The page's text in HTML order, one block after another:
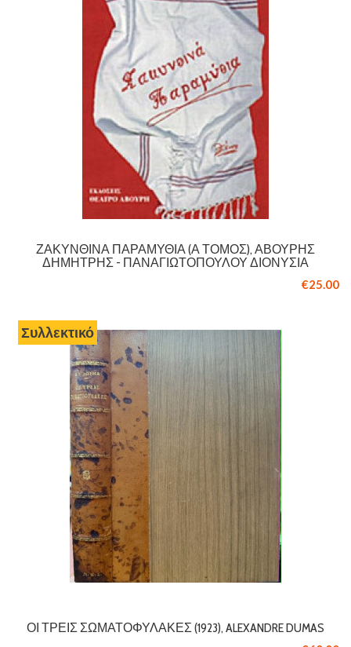
ΖΑΚΥΝΘΙΝΆ ΠΑΡΑΜΎΘΙΑ (Ά ΤΌΜΟΣ), ΑΒΟΎΡΗΣ
ΔΗΜΉΤΡΗΣ - ΠΑΝΑΓΙΩΤΟΠΟΎΛΟΥ ΔΙΟΝΥΣΊΑ
€25.00
Σπάνιο
Συλλεκτικό
ΟΙ ΤΡΕΙΣ ΣΩΜΑΤΟΦΎΛΑΚΕΣ (1923), ALEXANDRE DUMAS